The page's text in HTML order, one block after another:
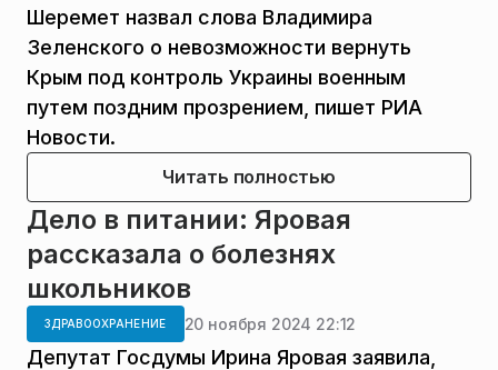
Шеремет назвал слова Владимира
Зеленского о невозможности вернуть
Крым под контроль Украины военным
путем поздним прозрением, пишет РИА
Новости.
Читать полностью
Дело в питании: Яровая
рассказала о болезнях
школьников
ЗДРАВООХРАНЕНИЕ 20 ноября 2024 22:12
Депутат Госдумы Ирина Яровая заявила,